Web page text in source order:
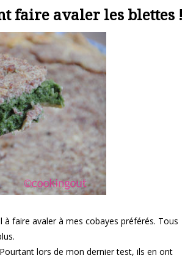
faire avaler les blettes !
à faire avaler à mes cobayes préférés. Tous
lors de mon dernier test, ils en ont